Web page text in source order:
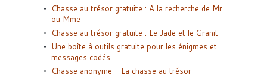
Chasse au trésor gratuite : A la recherche de Mr
ou Mme
Chasse au trésor gratuite : Le Jade et le Granit
Une boîte à outils gratuite pour les énigmes et
messages codés
Chasse anonyme – La chasse au trésor